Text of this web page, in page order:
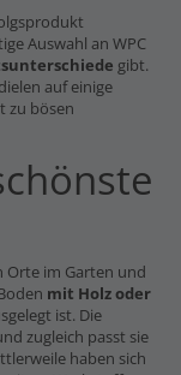
Auswahl an WPC
gibt.
auf einige
zu bösen
Orte im Garten und
mit Holz oder
ist. Die
zugleich passt sie
haben sich